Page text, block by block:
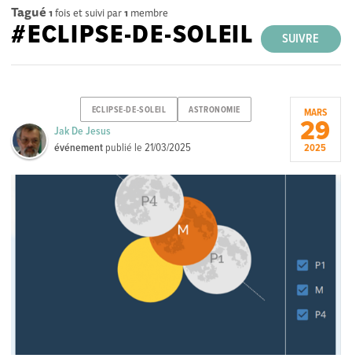
Tagué 1 fois et suivi par1 membre
SUIVRE
#ECLIPSE-DE-SOLEIL
ECLIPSE-DE-SOLEIL ASTRONOMIE
Jak De Jesus
événement publié le21/03/2025
MARS
29
2025